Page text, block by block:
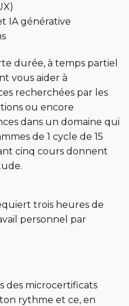
IA générative
durée, à temps partiel
vous aider à
recherchées par les
ou encore
dans un domaine qui
de 1 cycle de 15
cinq cours donnent
trois heures de
personnel par
des microcertificats
rythme et ce, en